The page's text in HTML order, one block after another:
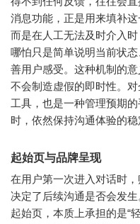
消息功能，正是用来填补
而是在人工无法及时介入
哪怕只是简单说明当前状
善用户感受。这种机制的
不会制造虚假的即时性。
工具，也是一种管理预期
时，依然保持沟通体验的稳
起始页与品牌呈现
在用户第一次进入对话时
决定了后续沟通是否会发
起始页，本质上承担的是“